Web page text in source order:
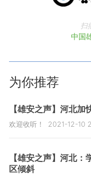
扫
中国
为你推荐
【雄安之声】河北
欢迎收听！ 2021-12-10
【雄安之声】河北
区倾斜